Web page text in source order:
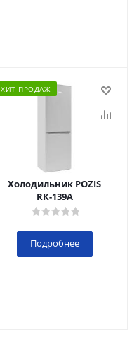
ХИТ ПРОДАЖ
Холодильник POZIS
RК-139А
Подробнее